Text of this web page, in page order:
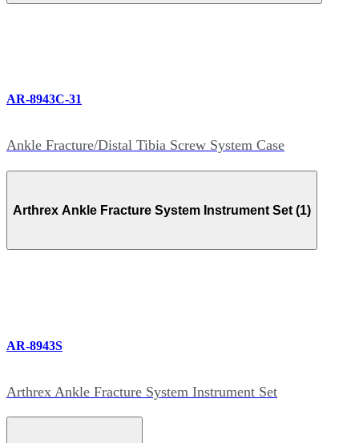
AR-8943C-31
Ankle Fracture/Distal Tibia Screw System Case
Arthrex Ankle Fracture System Instrument Set (1)
AR-8943S
Arthrex Ankle Fracture System Instrument Set